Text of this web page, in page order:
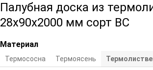
Палубная доска из
28х90х2000 мм сорт ВС
Материал
Термососна Термоясень